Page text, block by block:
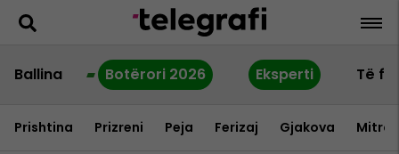
Ballina Botërori 2026 Eksperti Të
Prishtina Prizreni Peja Ferizaj Gjakova